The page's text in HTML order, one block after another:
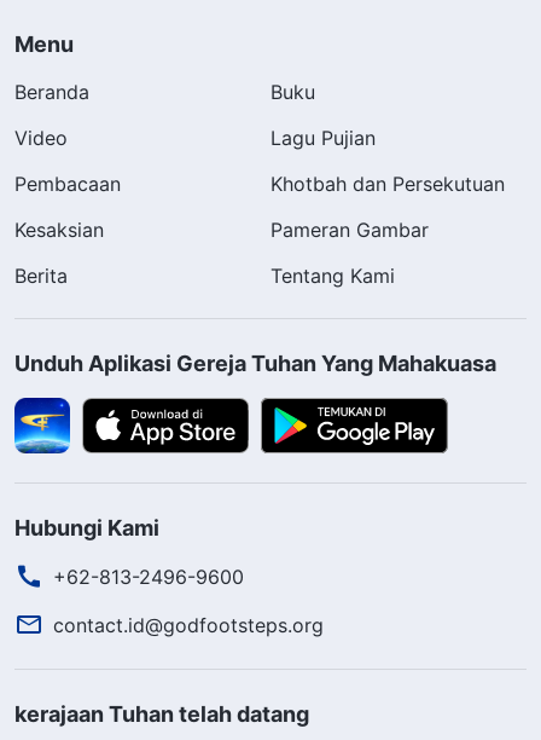
Menu
Beranda
Buku
Video
Lagu Pujian
Pembacaan
Khotbah dan Persekutuan
Kesaksian
Pameran Gambar
Berita
Tentang Kami
Unduh Aplikasi Gereja Tuhan Yang Mahakuasa
Hubungi Kami
+62-813-2496-9600
contact.id@godfootsteps.org
kerajaan Tuhan telah datang